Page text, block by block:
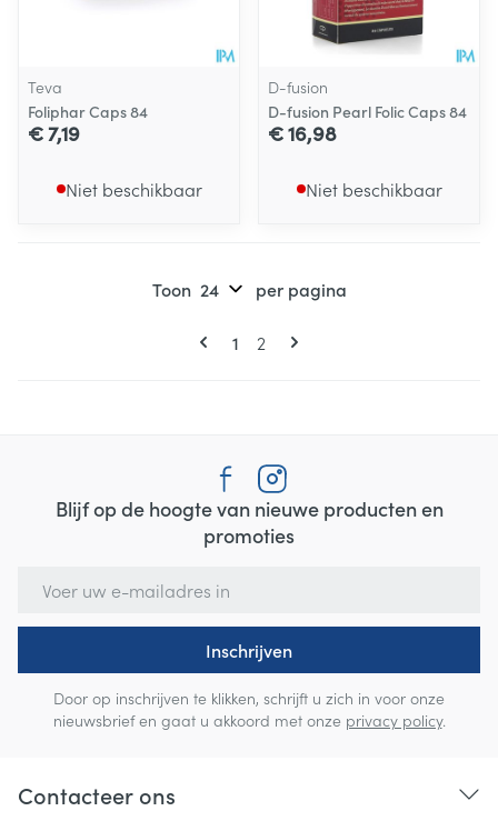
Teva
Foliphar Caps 84
€ 7,19
Niet beschikbaar
D-fusion
D-fusion Pearl Folic Caps 84
€ 16,98
Niet beschikbaar
Pagina's
U lees momenteel pagina
1 Pagina
2
Toon per pagina
Blijf op de hoogte van nieuwe producten en
promoties
Inschrijven
Door op inschrijven te klikken, schrijft u zich in voor onze
nieuwsbrief en gaat u akkoord met onze privacy policy.
Contacteer ons